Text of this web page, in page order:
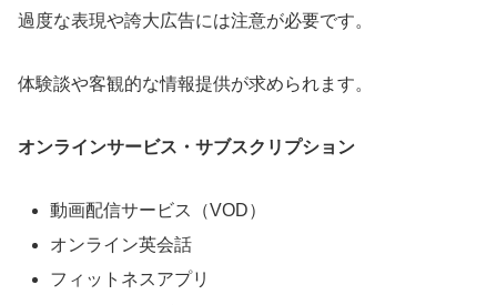
過度な表現や誇大広告には注意が必要です。
体験談や客観的な情報提供が求められます。
オンラインサービス・サブスクリプション
動画配信サービス（VOD）
オンライン英会話
フィットネスアプリ